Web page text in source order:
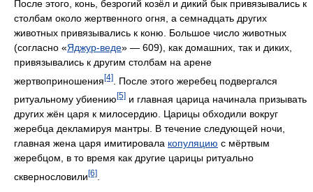
После этого, конь, безрогий козёл и дикий бык привязывались к
столбам около жертвенного огня, а семнадцать других
животных привязывались к коню. Большое число животных
(согласно «Яджур-веде» — 609), как домашних, так и диких,
привязывались к другим столбам на арене
жертвоприношения[4]
. После этого жеребец подвергался
ритуальному убиению [5] и главная царица начинала призывать
других жён царя к милосердию. Царицы обходили вокруг
жеребца декламируя мантры. В течение следующей ночи,
главная жена царя имитировала копуляцию с мёртвым
жеребцом, в то время как другие царицы ритуально
сквернословили[6]